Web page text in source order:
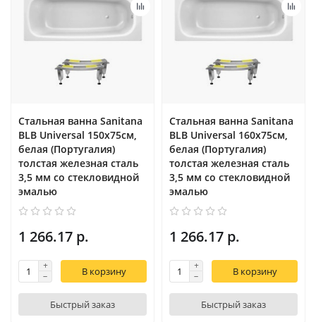
Стальная ванна Sanitana
BLB Universal 150x75см,
белая (Португалия)
толстая железная сталь
3,5 мм со стекловидной
эмалью
1 266.17 р.
В корзину
Быстрый заказ
Стальная ванна Sanitana
BLB Universal 160x75см,
белая (Португалия)
толстая железная сталь
3,5 мм со стекловидной
эмалью
1 266.17 р.
В корзину
Быстрый заказ